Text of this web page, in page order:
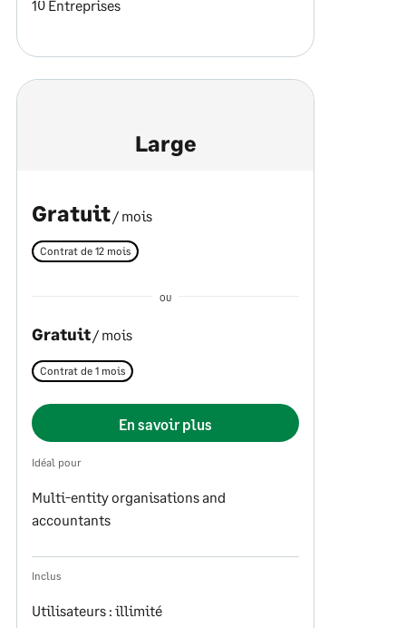
10 Entreprises
Large
Gratuit/ mois
Contrat de 12 mois
OU
Gratuit/ mois
Contrat de 1 mois
En savoir plus
Idéal pour
Multi-entity organisations and
accountants
Inclus
Utilisateurs : illimité